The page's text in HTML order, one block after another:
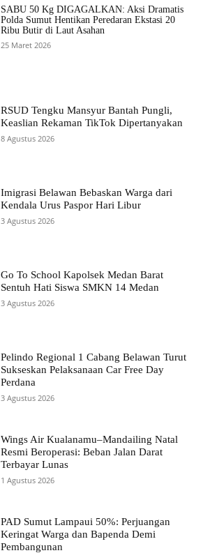
SABU 50 Kg DIGAGALKAN: Aksi Dramatis
Polda Sumut Hentikan Peredaran Ekstasi 20
Ribu Butir di Laut Asahan
25 Maret 2026
RSUD Tengku Mansyur Bantah Pungli,
Keaslian Rekaman TikTok Dipertanyakan
8 Agustus 2026
Imigrasi Belawan Bebaskan Warga dari
Kendala Urus Paspor Hari Libur
3 Agustus 2026
Go To School Kapolsek Medan Barat
Sentuh Hati Siswa SMKN 14 Medan
3 Agustus 2026
Pelindo Regional 1 Cabang Belawan Turut
Sukseskan Pelaksanaan Car Free Day
Perdana
3 Agustus 2026
Wings Air Kualanamu–Mandailing Natal
Resmi Beroperasi: Beban Jalan Darat
Terbayar Lunas
1 Agustus 2026
PAD Sumut Lampaui 50%: Perjuangan
Keringat Warga dan Bapenda Demi
Pembangunan